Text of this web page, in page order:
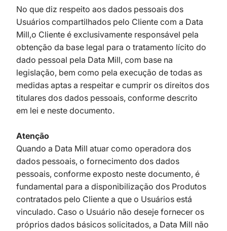
No que diz respeito aos dados pessoais dos
Usuários compartilhados pelo Cliente com a Data
Mill,o Cliente é exclusivamente responsável pela
obtenção da base legal para o tratamento lícito do
dado pessoal pela Data Mill, com base na
legislação, bem como pela execução de todas as
medidas aptas a respeitar e cumprir os direitos dos
titulares dos dados pessoais, conforme descrito
em lei e neste documento.
Atenção
Quando a Data Mill atuar como operadora dos
dados pessoais, o fornecimento dos dados
pessoais, conforme exposto neste documento, é
fundamental para a disponibilização dos Produtos
contratados pelo Cliente a que o Usuários está
vinculado. Caso o Usuário não deseje fornecer os
próprios dados básicos solicitados, a Data Mill não